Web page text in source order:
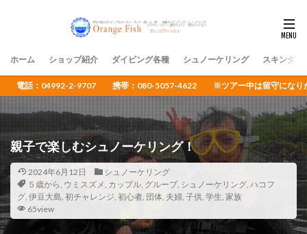
ホーム ショップ紹介 ダイビング各種 シュノーケリング スキンダイ
電話：04992-2-9707 携帯：080-5057-4622 ※ツアー中は留守になりがち
親子で楽しむシュノーケリング！
2024年6月12日
シュノーケリング
５歳から, ウミスズメ, カップル, グループ, シュノーケリング, ハコフ
グ, 伊豆大島, 初チャレンジ, 初心者, 団体, 夫婦, 子供, 学生, 家族
65view